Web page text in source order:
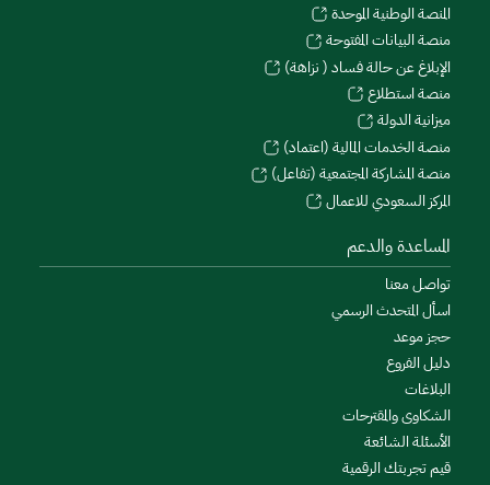
المنصة الوطنية الموحدة
منصة البيانات المفتوحة
الإبلاغ عن حالة فساد ( نزاهة)
منصة استطلاع
ميزانية الدولة
منصة الخدمات المالية (اعتماد)
منصة المشاركة المجتمعية (تفاعل)
المركز السعودي للاعمال
المساعدة والدعم
تواصل معنا
اسأل المتحدث الرسمي
حجز موعد
دليل الفروع
البلاغات
الشكاوى والمقترحات
الأسئلة الشائعة
قيم تجربتك الرقمية